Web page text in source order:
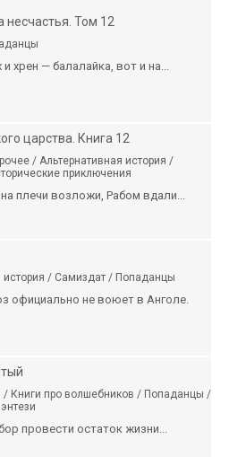
Том 12
хрен — балалайка, вот и на...
царства. Книга 12
/ Альтернативная история /
приключения
плечи возложи, Рабом вдали...
история / Самиздат / Попаданцы
официально не воюет в Анголе.
/ Книги про волшебников / Попаданцы /
провести остаток жизни...